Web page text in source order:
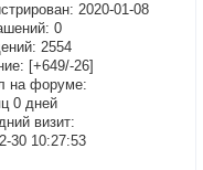
: 2020-01-08
0
2554
[+649/-26]
на форуме:
0 дней
визит:
30 10:27:53